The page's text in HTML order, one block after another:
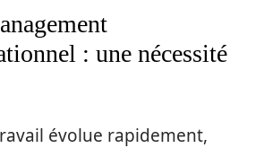
: une nécessité
évolue rapidement,